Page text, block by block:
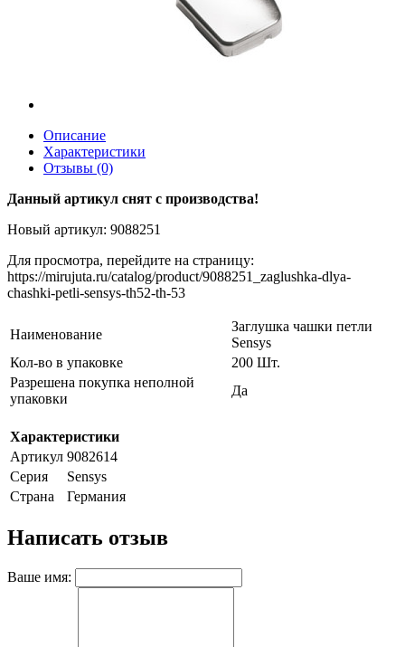
Описание
Характеристики
Отзывы (0)
Данный артикул снят с производства!
Новый артикул: 9088251
Для просмотра, перейдите на страницу:
https://mirujuta.ru/catalog/product/9088251_zaglushka-dlya-
chashki-petli-sensys-th52-th-53
Наименование
Заглушка чашки петли
Sensys
Кол-во в упаковке
200 Шт.
Разрешена покупка неполной
упаковки
Да
Характеристики
Артикул 9082614
Серия
Sensys
Страна
Германия
Написать отзыв
Ваше имя: